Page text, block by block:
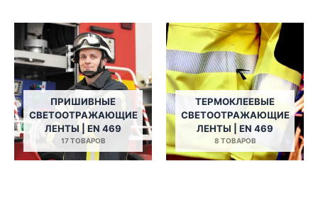
ПРИШИВНЫЕ
СВЕТООТРАЖАЮЩИЕ
ЛЕНТЫ | EN 469
17 ТОВАРОВ
ТЕРМОКЛЕЕВЫЕ
СВЕТООТРАЖАЮЩИЕ
ЛЕНТЫ | EN 469
8 ТОВАРОВ